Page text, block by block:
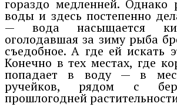
гораздо медленней. Однако
воды и здесь постепенно
— вода насыщается
оголодавшая за зиму рыба
съедобное. А где ей искать
Конечно в тех местах, где
попадает в воду — в
ручейков, рядом с
прошлогодней